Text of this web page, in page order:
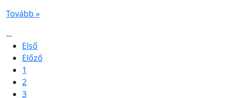
Tovább »
...
Első
Előző
1
2
3